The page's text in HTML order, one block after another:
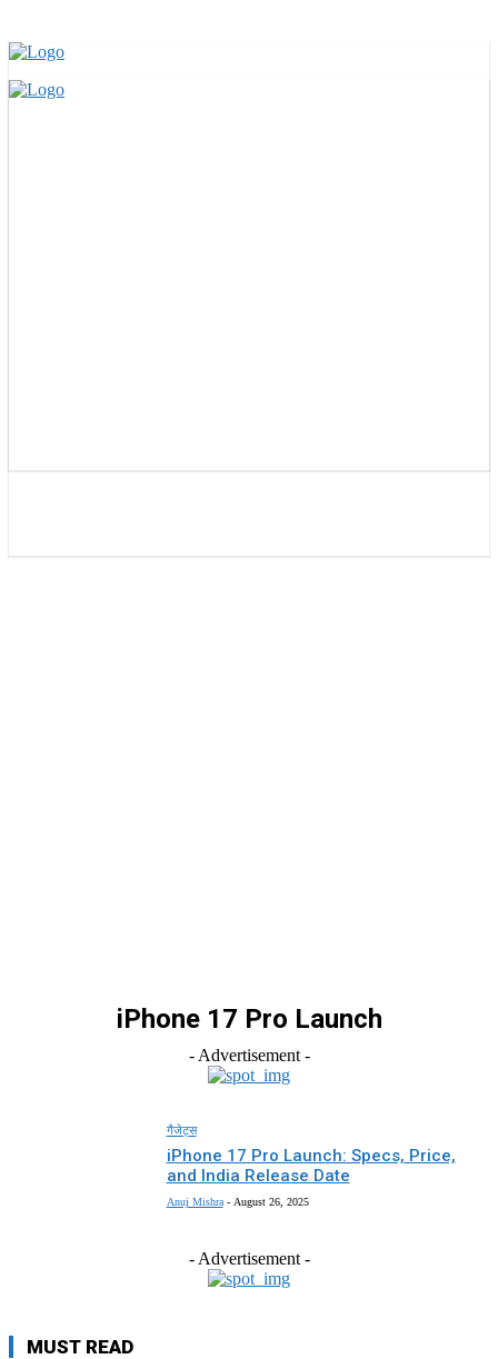
iPhone 17 Pro Launch
- Advertisement -
गैजेट्स
iPhone 17 Pro Launch: Specs, Price,
and India Release Date
Anuj Mishra - August 26, 2025
- Advertisement -
MUST READ